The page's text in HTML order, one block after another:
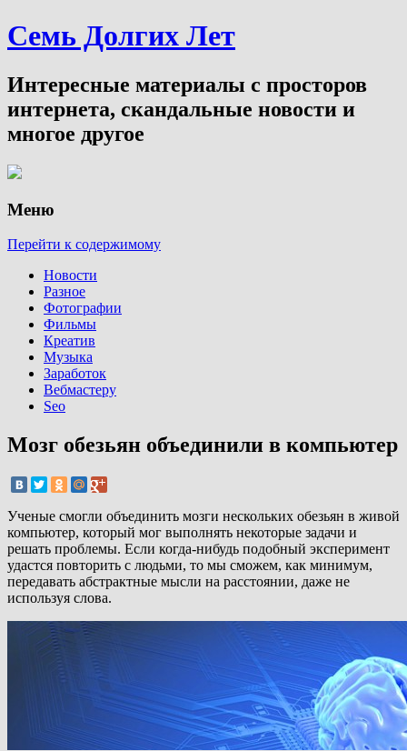
Семь Долгих Лет
Интересные материалы с просторов
интернета, скандальные новости и
многое другое
Меню
Перейти к содержимому
Новости
Разное
Фотографии
Фильмы
Креатив
Музыка
Заработок
Вебмастеру
Seo
Мозг обезьян объединили в компьютер
Ученые смогли объединить мозги нескольких обезьян в живой
компьютер, который мог выполнять некоторые задачи и
решать проблемы. Если когда-нибудь подобный эксперимент
удастся повторить с людьми, то мы сможем, как минимум,
передавать абстрактные мысли на расстоянии, даже не
используя слова.